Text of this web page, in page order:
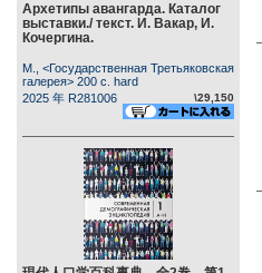
Архетипы авангарда. Каталог
выставки./ текст. И. Вакар, И.
Кочергина.
М., <Государственная Третьяковская
галерея> 200 c. hard
2025 年 R281006
\29,150